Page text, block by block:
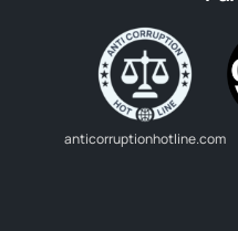
anticorruptionhotline.com